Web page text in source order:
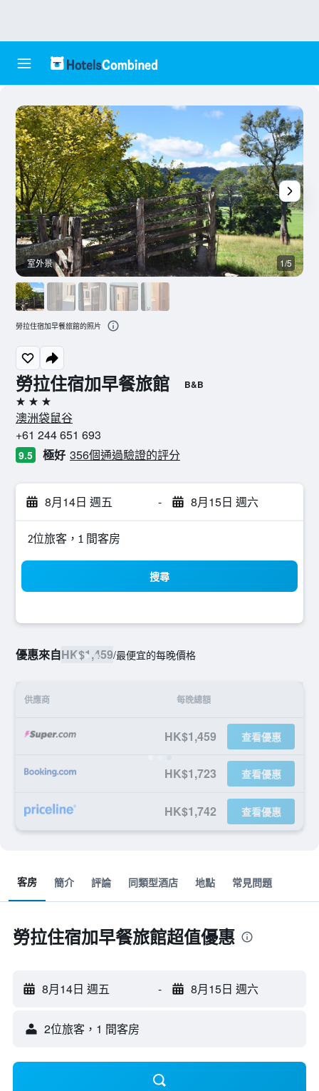
勞拉住宿加早餐旅館 B&B
3星級
澳洲袋鼠谷
+61 244 651 693
9.5 極好 356個通過驗證的評分
8月14日 週五 - 8月15日 週六
2位旅客，1 間客房
搜尋
優惠來自HK$1,459/最便宜的每晚價格
供應商 每晚總額
HK$1,459 查看優惠
HK$1,723 查看優惠
HK$1,742 查看優惠
室外景 1/5
勞拉住宿加早餐旅館的照片
客房 簡介 評論 同類型酒店 地點 常見問題
勞拉住宿加早餐旅館超值優惠
8月14日 週五 - 8月15日 週六
2位旅客，1 間客房